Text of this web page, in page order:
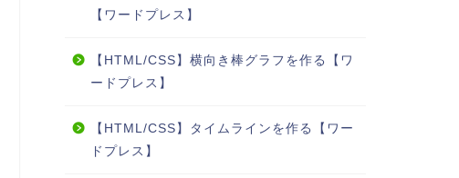
【ワードプレス】
【HTML/CSS】横向き棒グラフを作る【ワ
ードプレス】
【HTML/CSS】タイムラインを作る【ワー
ドプレス】